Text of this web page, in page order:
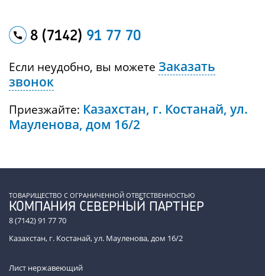
8 (7142) 91 77 70
Если неудобно, вы можете Заказать
звонок
Приезжайте: Казахстан, г. Костанай, ул.
Мауленова, дом 16/2
ТОВАРИЩЕСТВО С ОГРАНИЧЕННОЙ ОТВЕТСТВЕННОСТЬЮ
КОМПАНИЯ СЕВЕРНЫЙ ПАРТНЕР
8 (7142) 91 77 70
Казахстан, г. Костанай, ул. Мауленова, дом 16/2
Лист нержавеющий